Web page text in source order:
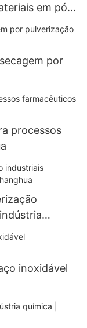
em pó |
por
processos
inoxidável